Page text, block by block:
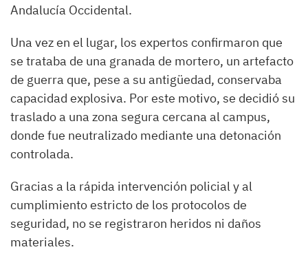
Andalucía Occidental.
Una vez en el lugar, los expertos confirmaron que
se trataba de una granada de mortero, un artefacto
de guerra que, pese a su antigüedad, conservaba
capacidad explosiva. Por este motivo, se decidió su
traslado a una zona segura cercana al campus,
donde fue neutralizado mediante una detonación
controlada.
Gracias a la rápida intervención policial y al
cumplimiento estricto de los protocolos de
seguridad, no se registraron heridos ni daños
materiales.